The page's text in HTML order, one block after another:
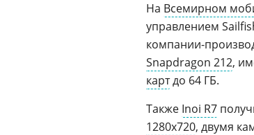
На Всемирном
управлением
компании-
Snapdragon 212,
картдо 64 ГБ.
Также Inoi R7
1280х720, двумя